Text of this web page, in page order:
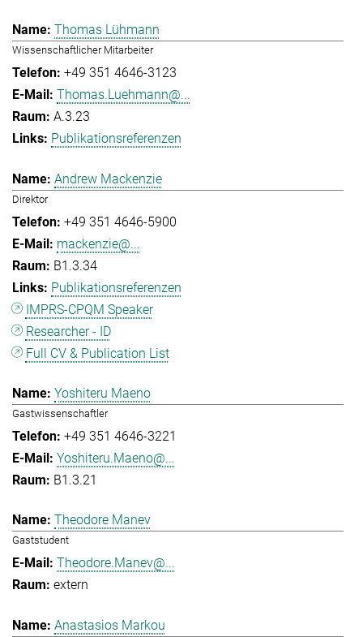
Thomas Lühmann
Wissenschaftlicher Mitarbeiter
+49 351 4646-3123
Thomas.Luehmann@...
A.3.23
Publikationsreferenzen
Andrew Mackenzie
Direktor
+49 351 4646-5900
mackenzie@...
B1.3.34
Publikationsreferenzen
IMPRS-CPQM Speaker
Researcher - ID
Full CV & Publication List
Yoshiteru Maeno
Gastwissenschaftler
+49 351 4646-3221
Yoshiteru.Maeno@...
B1.3.21
Theodore Manev
Gaststudent
Theodore.Manev@...
extern
Anastasios Markou